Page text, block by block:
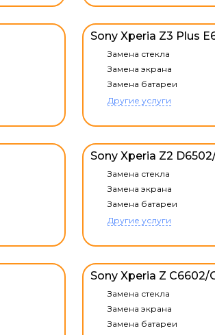
Sony Xperia Z3 Plus
Замена стекла
Замена экрана
Замена батареи
Другие услуги
Sony Xperia Z2
Замена стекла
Замена экрана
Замена батареи
Другие услуги
Sony Xperia Z C6602/
Замена стекла
Замена экрана
Замена батареи